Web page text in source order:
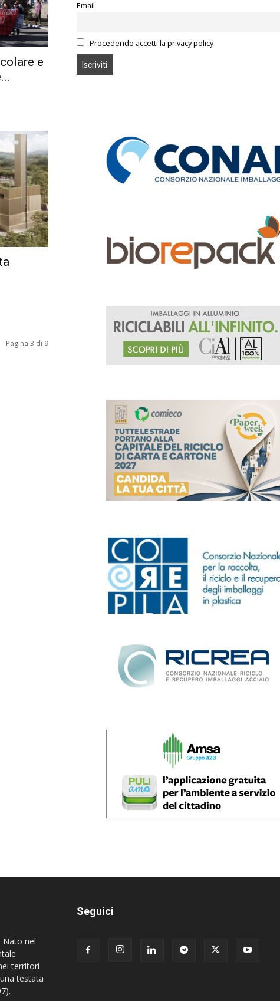
e
Pagina 3 di 9
Email
Procedendo accetti la privacy policy
Nato nel
territori
testata
Seguici